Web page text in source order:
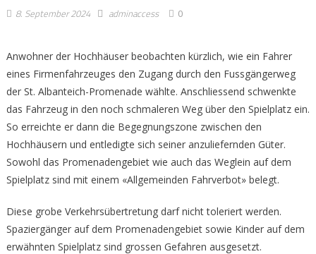
8. September 2024 adminaccess 0
Anwohner der Hochhäuser beobachten kürzlich, wie ein Fahrer
eines Firmenfahrzeuges den Zugang durch den Fussgängerweg
der St. Albanteich-Promenade wählte. Anschliessend schwenkte
das Fahrzeug in den noch schmaleren Weg über den Spielplatz ein.
So erreichte er dann die Begegnungszone zwischen den
Hochhäusern und entledigte sich seiner anzuliefernden Güter.
Sowohl das Promenadengebiet wie auch das Weglein auf dem
Spielplatz sind mit einem «Allgemeinden Fahrverbot» belegt.
Diese grobe Verkehrsübertretung darf nicht toleriert werden.
Spaziergänger auf dem Promenadengebiet sowie Kinder auf dem
erwähnten Spielplatz sind grossen Gefahren ausgesetzt.